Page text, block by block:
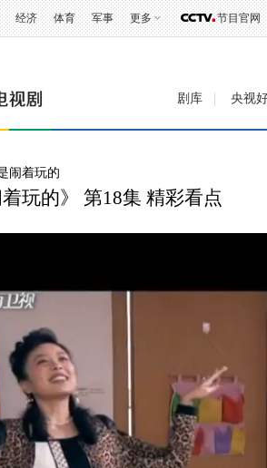
经济 体育 军事 更多 节目官网
剧库 央视
闹着玩的
着玩的》 第18集 精彩看点